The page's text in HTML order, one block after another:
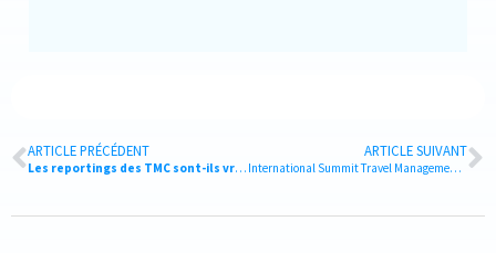
ARTICLE PRÉCÉDENT
Les reportings des TMC sont-ils vraiment nuls ?
ARTICLE SUIVANT
International Summit Travel Management 2022 : un événement placé sous le signe de l’Europe